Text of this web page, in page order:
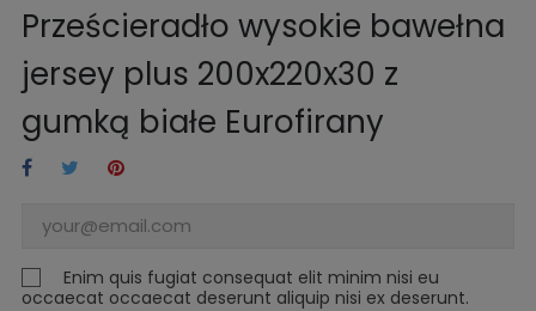
Prześcieradło wysokie bawełna
jersey plus 200x220x30 z
gumką białe Eurofirany
Enim quis fugiat consequat elit minim nisi eu
occaecat occaecat deserunt aliquip nisi ex deserunt.